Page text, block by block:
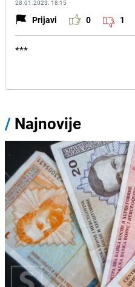
28.01.2023. 18:15
Prijavi 0 1
***
/ Najnovije